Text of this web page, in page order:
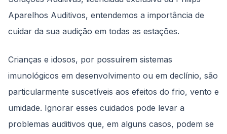
Aparelhos Auditivos, entendemos a importância de
cuidar da sua audição em todas as estações.
Crianças e idosos, por possuírem sistemas
imunológicos em desenvolvimento ou em declínio, são
particularmente suscetíveis aos efeitos do frio, vento e
umidade. Ignorar esses cuidados pode levar a
problemas auditivos que, em alguns casos, podem se